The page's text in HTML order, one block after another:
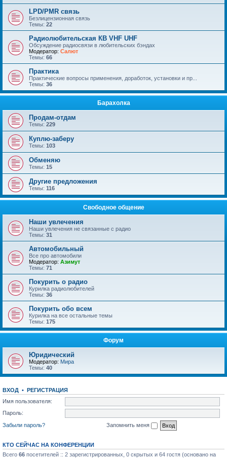
LPD/PMR связь
Безлицензионная связь
Темы: 22
Радиолюбительская КВ VHF UHF
Обсуждение радиосвязи в любительских бэндах
Модератор: Салют
Темы: 66
Практика
Практические вопросы применения, доработок, установки и пр...
Темы: 36
Барахолка
Продам-отдам
Темы: 229
Куплю-заберу
Темы: 103
Обменяю
Темы: 15
Другие предложения
Темы: 116
Свободное общение
Наши увлечения
Наши увлечения не связанные с радио
Темы: 31
Автомобильный
Все про автомобили
Модератор: Азимут
Темы: 71
Покурить о радио
Курилка радиолюбителей
Темы: 36
Покурить обо всем
Курилка на все остальные темы
Темы: 175
Форум
Юридический
Модератор: Мира
Темы: 40
ВХОД • РЕГИСТРАЦИЯ
Имя пользователя:
Пароль:
Забыли пароль?
Запомнить меня
КТО СЕЙЧАС НА КОНФЕРЕНЦИИ
Всего 66 посетителей :: 2 зарегистрированных, 0 скрытых и 64 гостя (основано на